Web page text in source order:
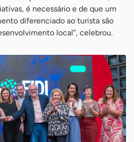
é necessário e de que um
diferenciado ao turista são
local”, celebrou.